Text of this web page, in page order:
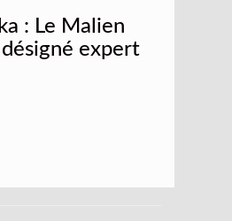
: Le Malien
expert